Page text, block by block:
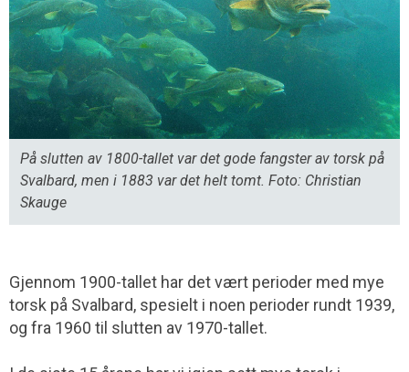
På slutten av 1800-tallet var det gode fangster av torsk på
Svalbard, men i 1883 var det helt tomt. Foto: Christian
Skauge
Gjennom 1900-tallet har det vært perioder med mye
torsk på Svalbard, spesielt i noen perioder rundt 1939,
og fra 1960 til slutten av 1970-tallet.